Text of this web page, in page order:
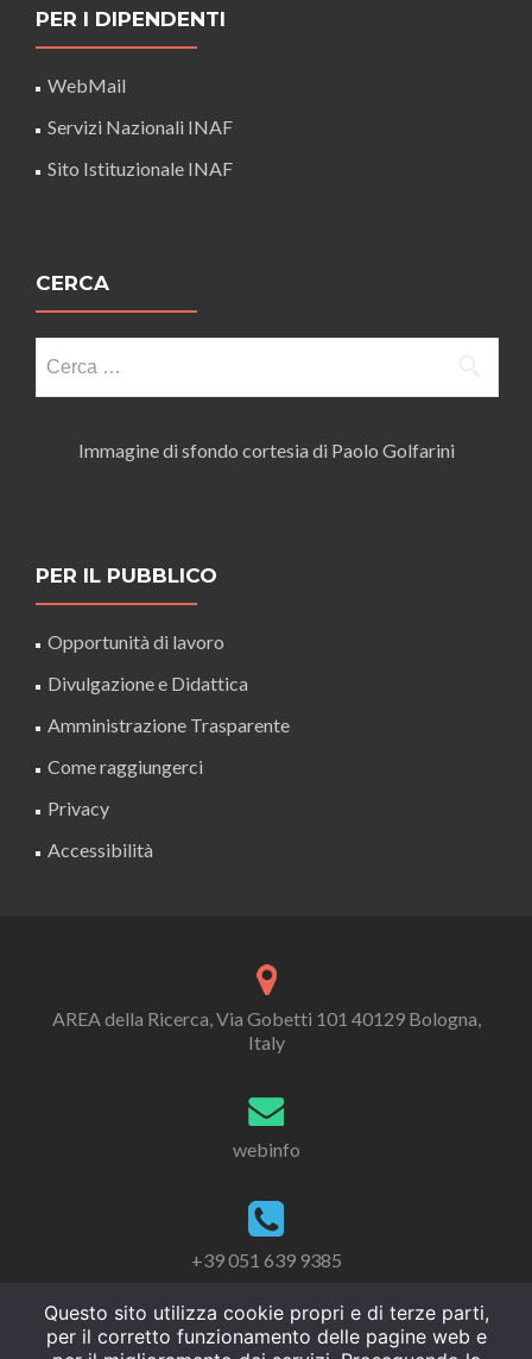
PER I DIPENDENTI
WebMail
Servizi Nazionali INAF
Sito Istituzionale INAF
CERCA
per:
Immagine di sfondo cortesia di Paolo Golfarini
PER IL PUBBLICO
Opportunità di lavoro
Divulgazione e Didattica
Amministrazione Trasparente
Come raggiungerci
Privacy
Accessibilità
AREA della Ricerca, Via Gobetti 101 40129 Bologna,
Italy
webinfo
+39 051 639 9385
Questo sito utilizza cookie propri e di terze parti,
per il corretto funzionamento delle pagine web e